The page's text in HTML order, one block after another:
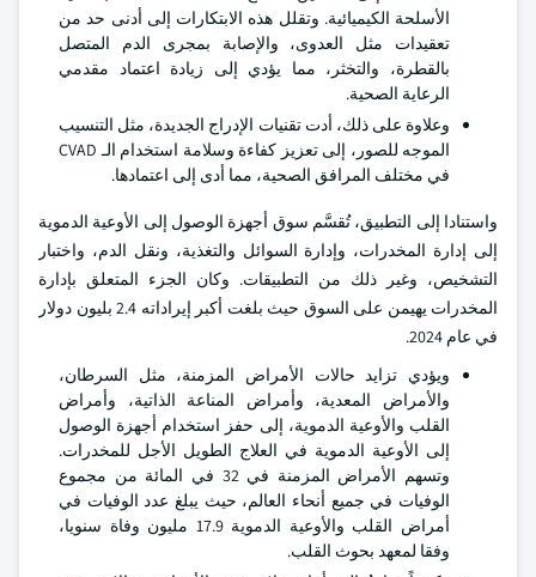
الأسلحة الكيميائية. وتقلل هذه الابتكارات إلى أدنى حد من
تعقيدات مثل العدوى، والإصابة بمجرى الدم المتصل
بالقطرة، والتخثر، مما يؤدي إلى زيادة اعتماد مقدمي
الرعاية الصحية.
وعلاوة على ذلك، أدت تقنيات الإدراج الجديدة، مثل التنسيب
الموجه للصور، إلى تعزيز كفاءة وسلامة استخدام الـ CVAD
في مختلف المرافق الصحية، مما أدى إلى اعتمادها.
واستنادا إلى التطبيق، تُقسَّم سوق أجهزة الوصول إلى الأوعية الدموية
إلى إدارة المخدرات، وإدارة السوائل والتغذية، ونقل الدم، واختبار
التشخيص، وغير ذلك من التطبيقات. وكان الجزء المتعلق بإدارة
المخدرات يهيمن على السوق حيث بلغت أكبر إيراداته 2.4 بليون دولار
في عام 2024.
ويؤدي تزايد حالات الأمراض المزمنة، مثل السرطان،
والأمراض المعدية، وأمراض المناعة الذاتية، وأمراض
القلب والأوعية الدموية، إلى حفز استخدام أجهزة الوصول
إلى الأوعية الدموية في العلاج الطويل الأجل للمخدرات.
وتسهم الأمراض المزمنة في 32 في المائة من مجموع
الوفيات في جميع أنحاء العالم، حيث يبلغ عدد الوفيات في
أمراض القلب والأوعية الدموية 17.9 مليون وفاة سنويا،
وفقا لمعهد بحوث القلب.